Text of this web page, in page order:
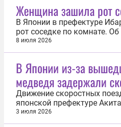
Женщина зашила рот
В Японии в префектуре
рот соседке по комнате.
в издании Mothership.
июня в городе Кога. Около
комплекса прибежала 42-
протянула продавцу
8 июля 2026
В Японии из-за
медведя задержали
Движение скоростных
японской префектуре
приостановлено из-за
медведя. Об этом
3 июля 2026